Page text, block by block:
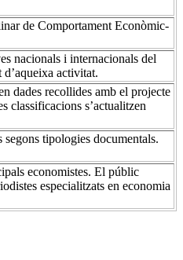
de Comportament Econòmic-
nacionals i internacionals del
activitat.
dades recollides amb el projecte
classificacions s’actualitzen
tipologies documentals.
economistes. El públic
especialitzats en economia